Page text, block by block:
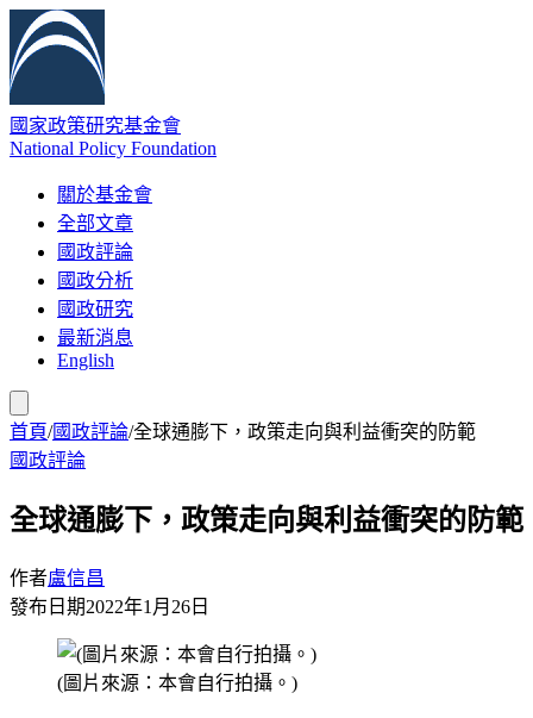
國家政策研究基金會
National Policy Foundation
關於基金會
全部文章
國政評論
國政分析
國政研究
最新消息
English
首頁/國政評論/全球通膨下，政策走向與利益衝突的防範
國政評論
全球通膨下，政策走向與利益衝突的防範
作者盧信昌
發布日期2022年1月26日
(圖片來源：本會自行拍攝。)